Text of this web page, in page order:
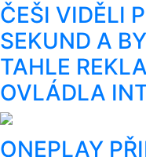
ČEŠI VIDĚLI
SEKUND A
TAHLE
OVLÁDLA
ONEPLAY